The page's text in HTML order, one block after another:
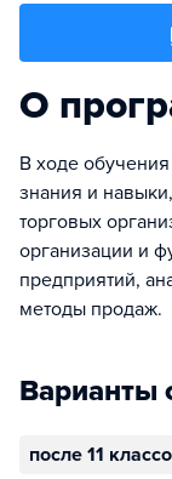
О
В ходе
знания и
торговых
организации и
предприятий,
методы продаж.
Варианты
после 11